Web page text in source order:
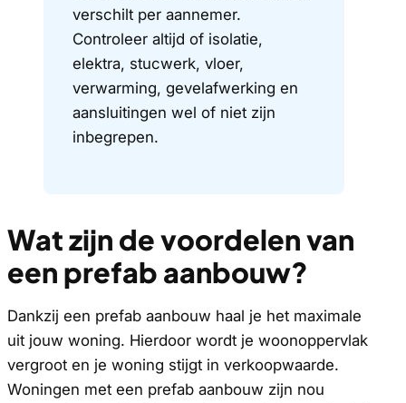
verschilt per aannemer.
Controleer altijd of isolatie,
elektra, stucwerk, vloer,
verwarming, gevelafwerking en
aansluitingen wel of niet zijn
inbegrepen.
Wat zijn de voordelen van
een prefab aanbouw?
Dankzij een prefab aanbouw haal je het maximale
uit jouw woning. Hierdoor wordt je woonoppervlak
vergroot en je woning stijgt in verkoopwaarde.
Woningen met een prefab aanbouw zijn nou